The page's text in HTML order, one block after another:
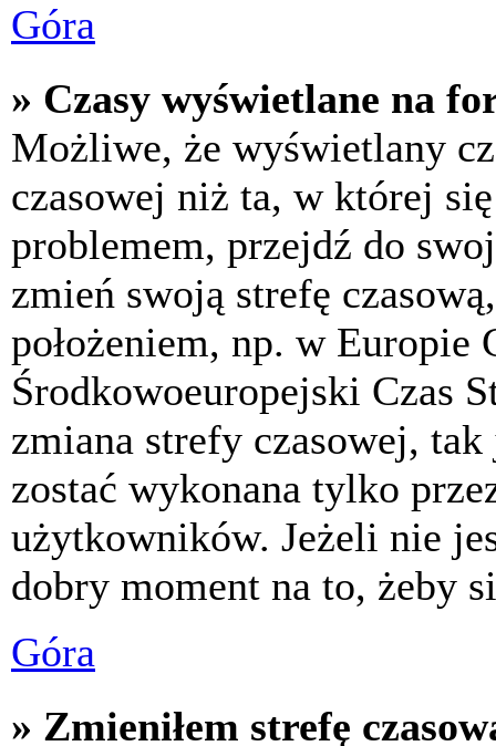
Góra
» Czasy wyświetlane na
Możliwe, że wyświetlany
czasowej niż ta, w której
problemem, przejdź do
zmień swoją strefę
położeniem, np. w Europie
Środkowoeuropejski Czas
zmiana strefy czasowej,
zostać wykonana tylko
użytkowników. Jeżeli nie
dobry moment na to, żeby
Góra
» Zmieniłem strefę